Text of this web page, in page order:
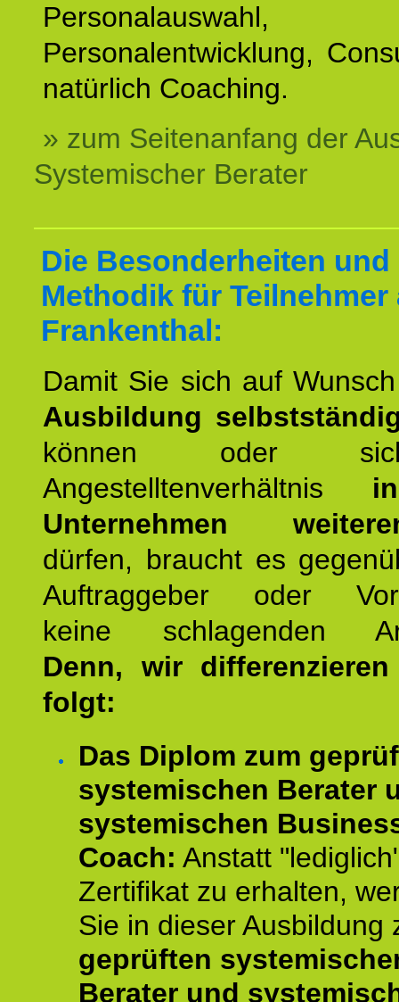
Personalauswahl,
Personalentwicklung,
natürlich Coaching.
» zum Seitenanfang der
Systemischer Berater
Die Besonderheiten und
Methodik für Teilnehmer
Frankenthal:
Damit Sie sich auf
Ausbildung
können oder
Angestelltenverhältnis
Unternehmen
dürfen, braucht es
Auftraggeber oder
keine schlagenden
Denn, wir
folgt:
Das Diplom zum
systemischen Berater
systemischen
Coach: Anstatt
Zertifikat zu erhalten,
Sie in dieser Ausbildung
geprüften
Berater und